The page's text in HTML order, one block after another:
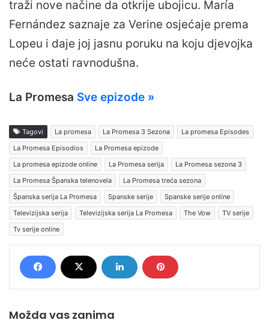
traži nove načine da otkrije ubojicu. María
Fernández saznaje za Verine osjećaje prema
Lopeu i daje joj jasnu poruku na koju djevojka
neće ostati ravnodušna.
La Promesa Sve epizode »
Tagovi La promesa La Promesa 3 Sezona
La promesa Episodes
La Promesa Episodios
La Promesa epizode
La promesa epizode online
La Promesa serija
La Promesa sezona 3
La Promesa Španska telenovela
La Promesa treća sezona
Španska serija La Promesa
Spanske serije
Spanske serije online
Televizijska serija
Televizijska serija La Promesa The Vow
TV serije
Tv serije online
Možda vas zanima